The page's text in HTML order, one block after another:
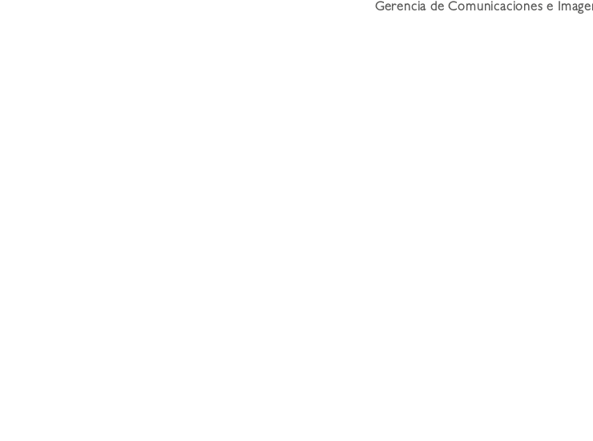
Gerencia de Comunicaciones e